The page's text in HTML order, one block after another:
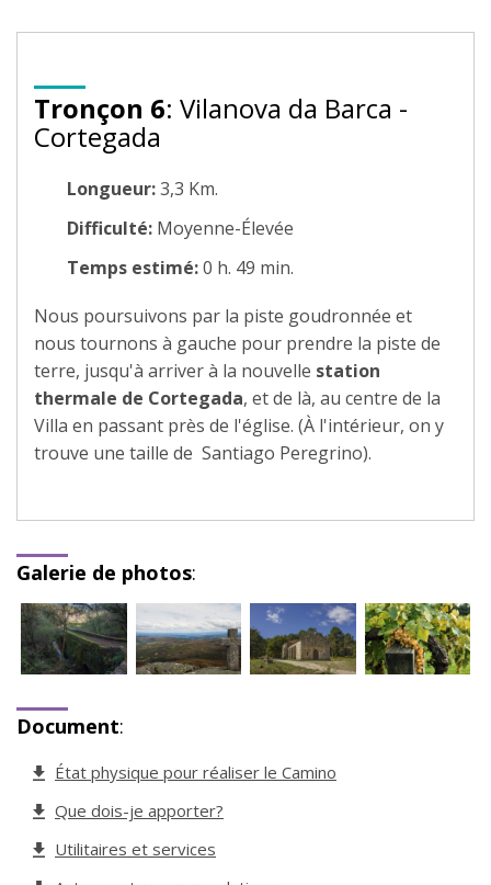
Tronçon 6: Vilanova da Barca -
Cortegada
Longueur:3,3 Km.
Difficulté: Moyenne-Élevée
Temps estimé:0 h. 49 min.
Nous poursuivons par la piste goudronnée et
nous tournons à gauche pour prendre la piste de
terre, jusqu'à arriver à la nouvelle station
thermale de Cortegada, et de là, au centre de la
Villa en passant près de l'église. (À l'intérieur, on y
trouve une taille de Santiago Peregrino).
Galerie de photos:
Document:
État physique pour réaliser le Camino
Que dois-je apporter?
Utilitaires et services